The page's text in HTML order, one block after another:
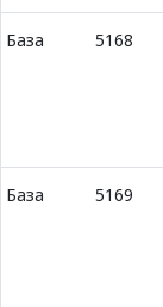
База 5168
База 5169